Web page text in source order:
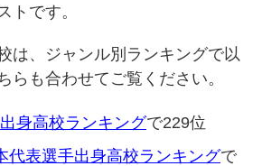
トです。
は、ジャンル別ランキングで以
らも合わせてご覧ください。
身高校ランキングで229位
代表選手出身高校ランキングで